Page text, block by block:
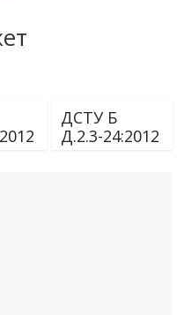
ДСТУ Б
Д.2.3-24:2012